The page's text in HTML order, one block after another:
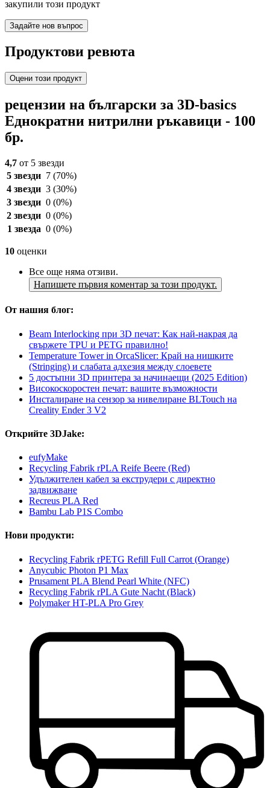
закупили този продукт
Задайте нов въпрос
Продуктови ревюта
Оцени този продукт
рецензии на български за 3D-basics
Еднократни нитрилни ръкавици - 100
бр.
4,7 от 5 звезди
5 звезди 7 (70%)
4 звезди 3 (30%)
3 звезди 0 (0%)
2 звезди 0 (0%)
1 звезда 0 (0%)
10 оценки
Все още няма отзиви.
Напишете първия коментар за този продукт.
От нашия блог:
Beam Interlocking при 3D печат: Как най-накрая да
свържете TPU и PETG правилно!
Temperature Tower in OrcaSlicer: Край на нишките
(Stringing) и слабата адхезия между слоевете
5 достъпни 3D принтера за начинаещи (2025 Edition)
Високоскоростен печат: вашите възможности
Инсталиране на сензор за нивелиране BLTouch на
Creality Ender 3 V2
Открийте 3DJake:
eufyMake
Recycling Fabrik rPLA Reife Beere (Red)
Удължителен кабел за екструдери с директно
задвижване
Recreus PLA Red
Bambu Lab P1S Combo
Нови продукти:
Recycling Fabrik rPETG Refill Full Carrot (Orange)
Anycubic Photon P1 Max
Prusament PLA Blend Pearl White (NFC)
Recycling Fabrik rPLA Gute Nacht (Black)
Polymaker HT-PLA Pro Grey